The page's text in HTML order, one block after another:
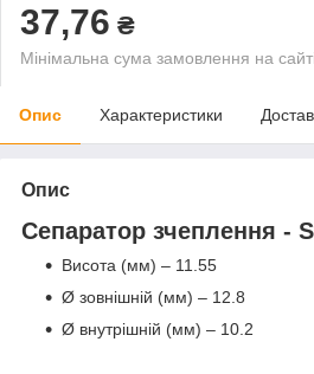
37,76 ₴
Мінімальна сума замовлення на
Опис Характеристики
Опис
Сепаратор зчеплення -
Висота (мм) – 11.55
Ø зовнішній (мм) – 12.8
Ø внутрішній (мм) – 10.2